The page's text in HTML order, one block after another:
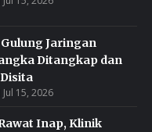
Jaringan
Ditangkap dan
Jul 15, 2026
Inap, Klinik